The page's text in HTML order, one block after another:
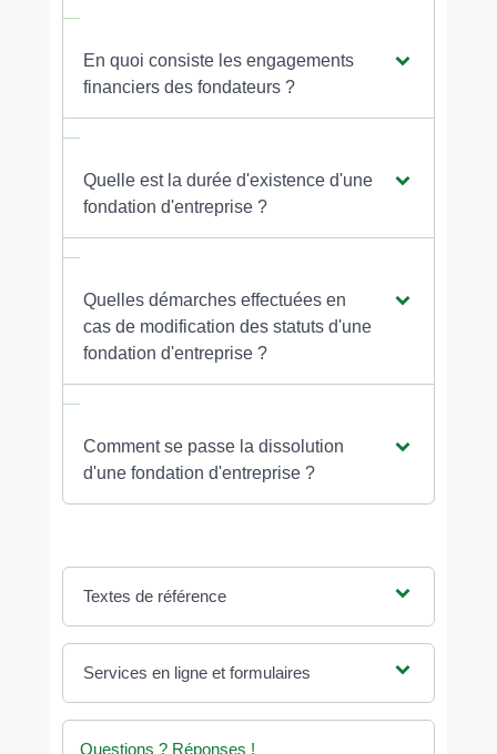
En quoi consiste les engagements
financiers des fondateurs ?
Quelle est la durée d'existence d'une
fondation d'entreprise ?
Quelles démarches effectuées en
cas de modification des statuts d'une
fondation d'entreprise ?
Comment se passe la dissolution
d'une fondation d'entreprise ?
Textes de référence
Services en ligne et formulaires
Questions ? Réponses !